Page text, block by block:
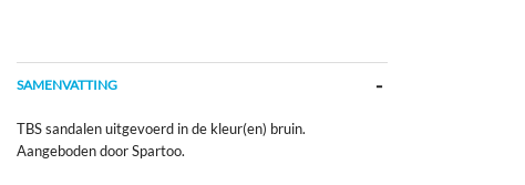
SAMENVATTING
TBS sandalen uitgevoerd in de kleur(en) bruin.
Aangeboden door Spartoo.